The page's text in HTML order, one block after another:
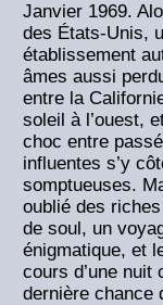
Janvier 1969.
des États-Unis,
établissement
âmes aussi
entre la
soleil à l’ouest,
choc entre
influentes s’y
somptueuses.
oublié des
de soul, un
énigmatique, et
cours d’une
dernière chance